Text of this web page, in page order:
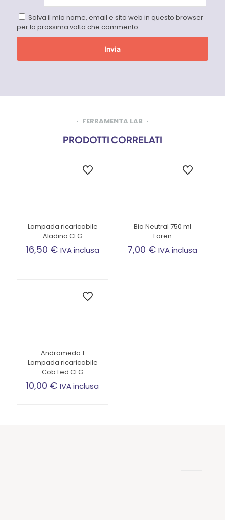
Salva il mio nome, email e sito web in questo browser
per la prossima volta che commento.
FERRAMENTA LAB
PRODOTTI CORRELATI
Lampada ricaricabile
Aladino CFG
16,50 € IVA inclusa
Bio Neutral 750 ml
Faren
7,00 € IVA inclusa
Andromeda 1
Lampada ricaricabile
Cob Led CFG
10,00 € IVA inclusa